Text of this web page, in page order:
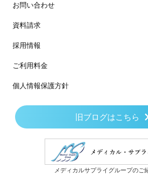
お問い合わせ
資料請求
採用情報
ご利用料金
個人情報保護方針
旧ブログはこちら
メディカルサプライグループのご